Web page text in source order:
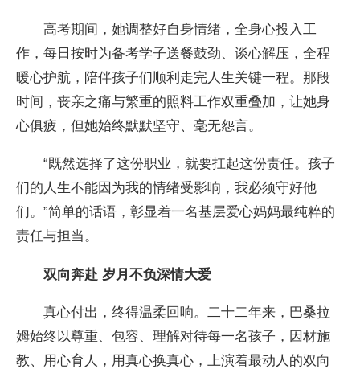
高考期间，她调整好自身情绪，全身心投入工
作，每日按时为备考学子送餐鼓劲、谈心解压，全程
暖心护航，陪伴孩子们顺利走完人生关键一程。那段
时间，丧亲之痛与繁重的照料工作双重叠加，让她身
心俱疲，但她始终默默坚守、毫无怨言。
“既然选择了这份职业，就要扛起这份责任。孩子
们的人生不能因为我的情绪受影响，我必须守好他
们。”简单的话语，彰显着一名基层爱心妈妈最纯粹的
责任与担当。
双向奔赴 岁月不负深情大爱
真心付出，终得温柔回响。二十二年来，巴桑拉
姆始终以尊重、包容、理解对待每一名孩子，因材施
教、用心育人，用真心换真心，上演着最动人的双向